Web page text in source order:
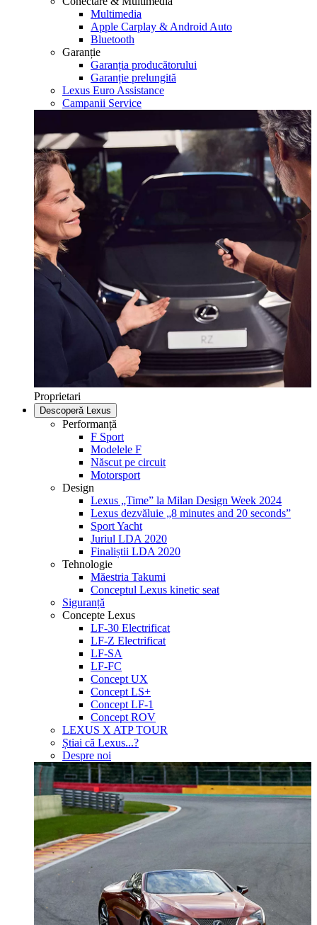
Multimedia
Apple Carplay & Android Auto
Bluetooth
Garanție
Garanția producătorului
Garanție prelungită
Lexus Euro Assistance
Campanii Service
Proprietari
Descoperă Lexus
Performanță
F Sport
Modelele F
Născut pe circuit
Motorsport
Design
Lexus „Time” la Milan Design Week 2024
Lexus dezvăluie „8 minutes and 20 seconds”
Sport Yacht
Juriul LDA 2020
Finaliștii LDA 2020
Tehnologie
Măestria Takumi
Conceptul Lexus kinetic seat
Siguranță
Concepte Lexus
LF-30 Electrificat
LF-Z Electrificat
LF-SA
LF-FC
Concept UX
Concept LS+
Concept LF-1
Concept ROV
LEXUS X ATP TOUR
Știai că Lexus...?
Despre noi